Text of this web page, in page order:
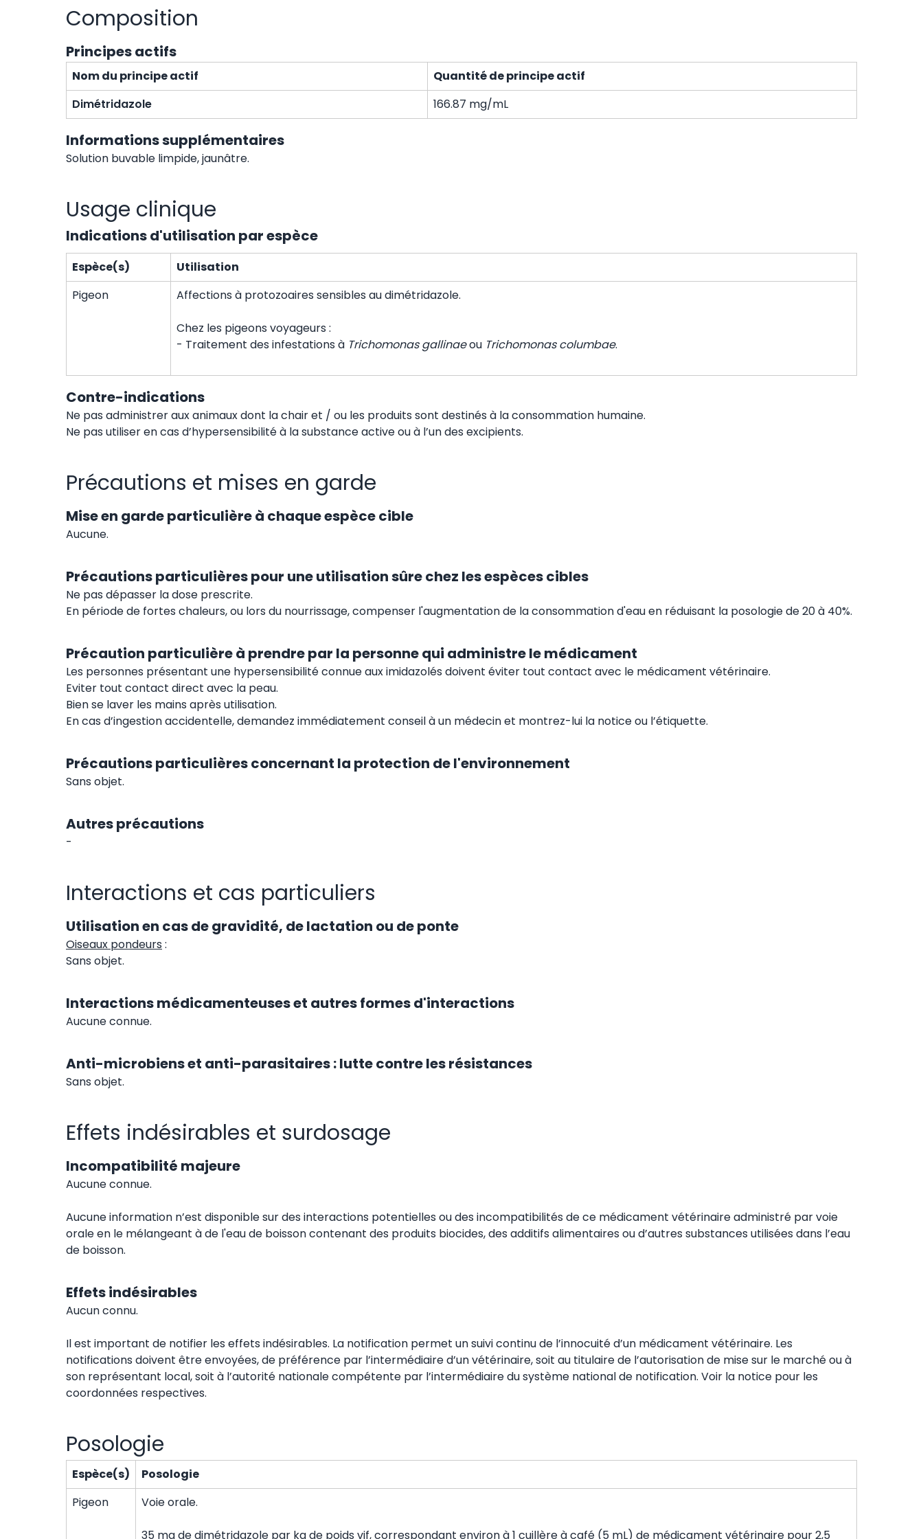
Composition
Principes actifs
Nom du principe actif
Quantité de principe actif
Dimétridazole
166.87 mg/mL
Informations supplémentaires
Solution buvable limpide, jaunâtre.
Usage clinique
Indications d'utilisation par espèce
Espèce(s)
Utilisation
Pigeon
Affections à protozoaires sensibles au dimétridazole.
Chez les pigeons voyageurs :
- Traitement des infestations à Trichomonas gallinaeou Trichomonas columbae.
Contre-indications
Ne pas administrer aux animaux dont la chair et / ou les produits sont destinés à la consommation humaine.
Ne pas utiliser en cas d’hypersensibilité à la substance active ou à l’un des excipients.
Précautions et mises en garde
Mise en garde particulière à chaque espèce cible
Aucune.
Précautions particulières pour une utilisation sûre chez les espèces cibles
Ne pas dépasser la dose prescrite.
En période de fortes chaleurs, ou lors du nourrissage, compenser l'augmentation de la consommation d'eau en réduisant la posologie de 20 à 40%.
Précaution particulière à prendre par la personne qui administre le médicament
Les personnes présentant une hypersensibilité connue aux imidazolés doivent éviter tout contact avec le médicament vétérinaire.
Eviter tout contact direct avec la peau.
Bien se laver les mains après utilisation.
En cas d’ingestion accidentelle, demandez immédiatement conseil à un médecin et montrez-lui la notice ou l’étiquette.
Précautions particulières concernant la protection de l'environnement
Sans objet.
Autres précautions
-
Interactions et cas particuliers
Utilisation en cas de gravidité, de lactation ou de ponte
Oiseaux pondeurs :
Sans objet.
Interactions médicamenteuses et autres formes d'interactions
Aucune connue.
Anti-microbiens et anti-parasitaires : lutte contre les résistances
Sans objet.
Effets indésirables et surdosage
Incompatibilité majeure
Aucune connue.
Aucune information n’est disponible sur des interactions potentielles ou des incompatibilités de ce médicament vétérinaire administré par voie
orale en le mélangeant à de l'eau de boisson contenant des produits biocides, des additifs alimentaires ou d’autres substances utilisées dans l’eau
de boisson.
Effets indésirables
Aucun connu.
Il est important de notifier les effets indésirables. La notification permet un suivi continu de l’innocuité d’un médicament vétérinaire. Les
notifications doivent être envoyées, de préférence par l’intermédiaire d’un vétérinaire, soit au titulaire de l’autorisation de mise sur le marché ou à
son représentant local, soit à l’autorité nationale compétente par l’intermédiaire du système national de notification. Voir la notice pour les
coordonnées respectives.
Posologie
Espèce(s)
Posologie
Pigeon
Voie orale.
35 mg de dimétridazole par kg de poids vif, correspondant environ à 1 cuillère à café (5 mL) de médicament vétérinaire pour 2,5